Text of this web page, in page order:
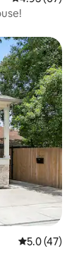
Calificación
5.0 (47)